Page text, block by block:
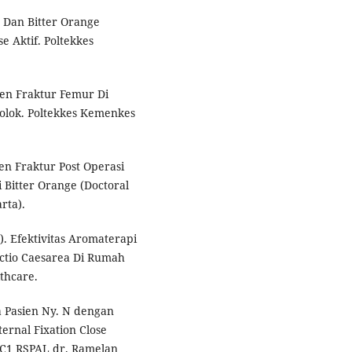
Bitter Orange
Aktif. Poltekkes
Fraktur Femur Di
Poltekkes Kemenkes
Fraktur Post Operasi
Orange (Doctoral
Efektivitas Aromaterapi
Caesarea Di Rumah
Ny. N dengan
Fixation Close
RSPAL dr. Ramelan